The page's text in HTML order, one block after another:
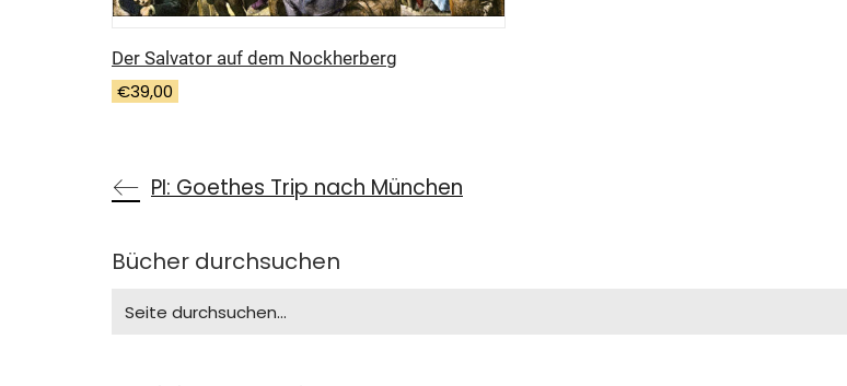
Der Salvator auf dem Nockherberg
€39,00
PI: Goethes Trip nach München
Bücher durchsuchen
for: